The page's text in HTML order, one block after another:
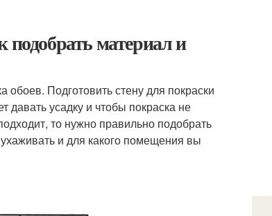
материал и
обоев. Подготовить стену для покраски
давать усадку и чтобы покраска не
то нужно правильно подобрать
и для какого помещения вы